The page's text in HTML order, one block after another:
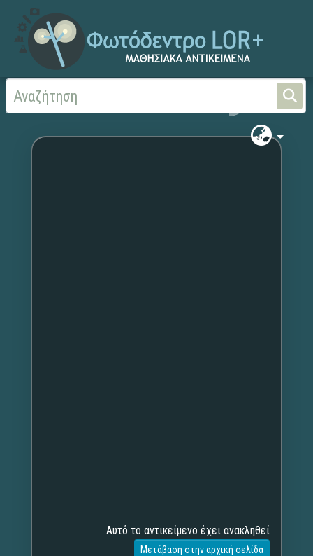
Αρχική Χωρίς τίτλο
Αυτό το αντικείμενο έχει ανακληθεί
Μετάβαση στην αρχική σελίδα